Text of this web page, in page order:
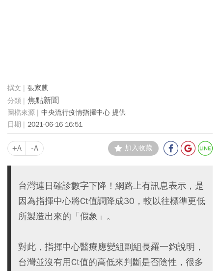
張家麒
焦點新聞
中央流行疫情指揮中心 提供
2021-06-16 16:51
+A -A 加入收藏
台灣連日確診數字下降！網路上有訊息表示，是
因為指揮中心將Ct值調降成30，較以往標準更低
所製造出來的「假象」。
對此，指揮中心醫療應變組副組長羅一鈞說明，
台灣並沒有用Ct值的高低來判斷是否陰性，很多